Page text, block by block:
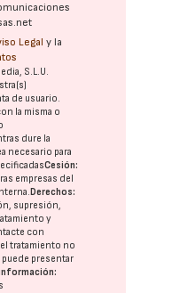
Legal y la
S.L.U.
de usuario.
la misma o
dure la
necesario para
Cesión:
empresas del
Derechos:
supresión,
y
con
tratamiento no
puede presentar